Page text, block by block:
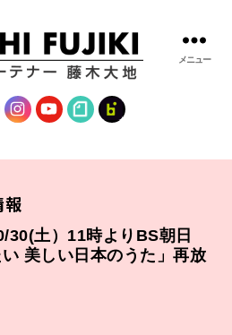
木
大
|
WEBSITE
InstagramYouTube
note fanclub
メニュー
報
30(土）11時よりBS朝日
い 美しい日本のうた」再放